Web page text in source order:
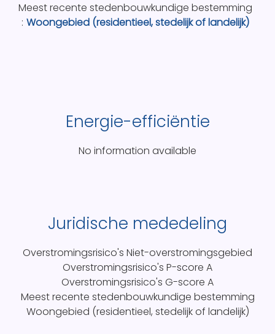
Meest recente stedenbouwkundige bestemming
Woongebied (residentieel, stedelijk of landelijk)
Energie-efficiëntie
No information available
Juridische mededeling
Overstromingsrisico's Niet-overstromingsgebied
Overstromingsrisico's P-score A
Overstromingsrisico's G-score A
Meest recente stedenbouwkundige bestemming
Woongebied (residentieel, stedelijk of landelijk)